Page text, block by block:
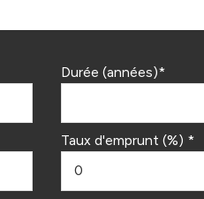
Durée (années)*
Taux d'emprunt (%) *